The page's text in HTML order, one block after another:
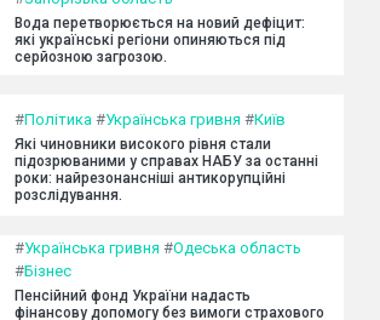
Вода перетворюється на новий дефіцит:
які українські регіони опиняються під
серйозною загрозою.
#Політика #Українська гривня #Київ
Які чиновники високого рівня стали
підозрюваними у справах НАБУ за останні
роки: найрезонансніші антикорупційні
розслідування.
#Українська гривня #Одеська область
#Бізнес
Пенсійний фонд України надасть
фінансову допомогу без вимоги страхового